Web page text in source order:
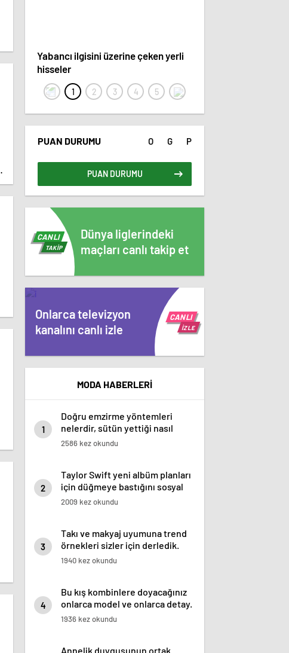
Yabancı ilgisini üzerine çeken yerli
hisseler
PUAN DURUMU O G P
PUAN DURUMU
Dünya liglerindeki
maçları canlı takip et
CANLI
TAKİP
Onlarca televizyon
kanalını canlı izle
CANLI
İZLE
MODA HABERLERİ
1
Doğru emzirme yöntemleri
nelerdir, sütün yettiği nasıl
anlaşılır?
2586 kez okundu
2
Taylor Swift yeni albüm planları
için düğmeye bastığını sosyal
medyadan duyurdu!
2009 kez okundu
3
Takı ve makyaj uyumuna trend
örnekleri sizler için derledik.
1940 kez okundu
4
Bu kış kombinlere doyacağınız
onlarca model ve onlarca detay.
1936 kez okundu
Annelik duygusunun ortak